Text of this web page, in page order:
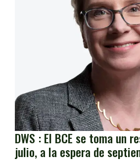
DWS : El BCE se toma un
julio, a la espera de